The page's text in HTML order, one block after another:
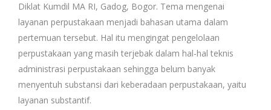
Diklat Kumdil MA RI, Gadog, Bogor. Tema mengenai
layanan perpustakaan menjadi bahasan utama dalam
pertemuan tersebut. Hal itu mengingat pengelolaan
perpustakaan yang masih terjebak dalam hal-hal teknis
administrasi perpustakaan sehingga belum banyak
menyentuh substansi dari keberadaan perpustakaan, yaitu
layanan substantif.